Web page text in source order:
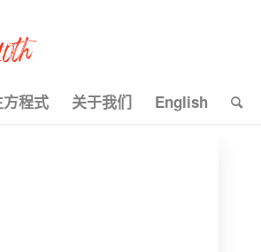
程式 关于我们 English